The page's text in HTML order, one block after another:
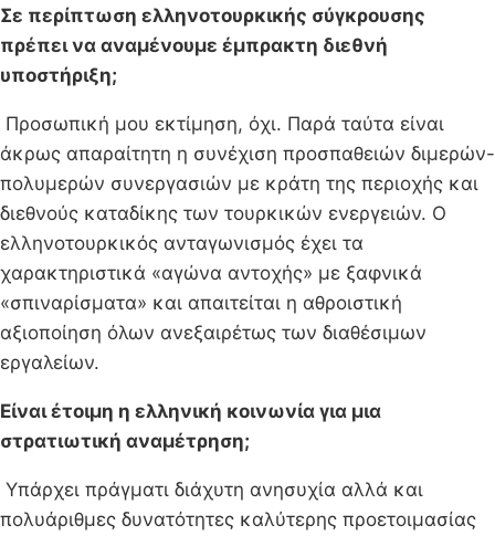
Σε περίπτωση ελληνοτουρκικής σύγκρουσης
πρέπει να αναμένουμε έμπρακτη διεθνή
υποστήριξη;
Προσωπική μου εκτίμηση, όχι. Παρά ταύτα είναι
άκρως απαραίτητη η συνέχιση προσπαθειών διμερών-
πολυμερών συνεργασιών με κράτη της περιοχής και
διεθνούς καταδίκης των τουρκικών ενεργειών. Ο
ελληνοτουρκικός ανταγωνισμός έχει τα
χαρακτηριστικά «αγώνα αντοχής» με ξαφνικά
«σπιναρίσματα» και απαιτείται η αθροιστική
αξιοποίηση όλων ανεξαιρέτως των διαθέσιμων
εργαλείων.
Είναι έτοιμη η ελληνική κοινωνία για μια
στρατιωτική αναμέτρηση;
Υπάρχει πράγματι διάχυτη ανησυχία αλλά και
πολυάριθμες δυνατότητες καλύτερης προετοιμασίας